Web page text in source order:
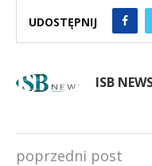
UDOSTĘPNIJ
ISB
poprzedni post